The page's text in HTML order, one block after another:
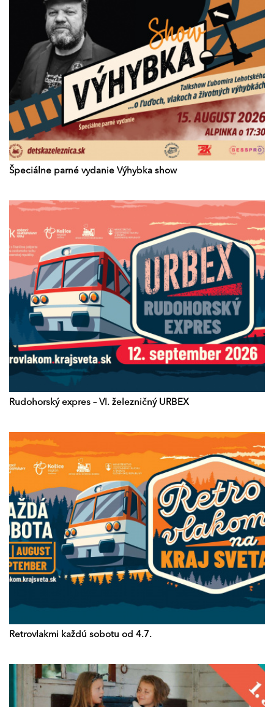
Špeciálne parné vydanie Výhybka show
Rudohorský expres – VI. železničný URBEX
Retrovlakmi každú sobotu od 4.7.